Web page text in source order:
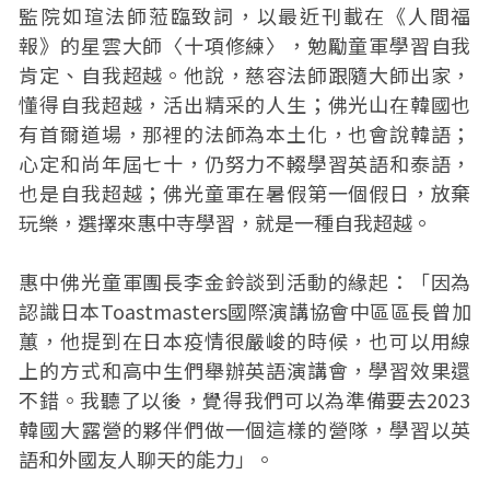
監院如瑄法師蒞臨致詞，以最近刊載在《人間福
報》的星雲大師〈十項修練〉，勉勵童軍學習自我
肯定、自我超越。他說，慈容法師跟隨大師出家，
懂得自我超越，活出精采的人生；佛光山在韓國也
有首爾道場，那裡的法師為本土化，也會說韓語；
心定和尚年屆七十，仍努力不輟學習英語和泰語，
也是自我超越；佛光童軍在暑假第一個假日，放棄
玩樂，選擇來惠中寺學習，就是一種自我超越。
惠中佛光童軍團長李金鈴談到活動的緣起：「因為
認識日本Toastmasters國際演講協會中區區長曾加
蕙，他提到在日本疫情很嚴峻的時候，也可以用線
上的方式和高中生們舉辦英語演講會，學習效果還
不錯。我聽了以後，覺得我們可以為準備要去2023
韓國大露營的夥伴們做一個這樣的營隊，學習以英
語和外國友人聊天的能力」。